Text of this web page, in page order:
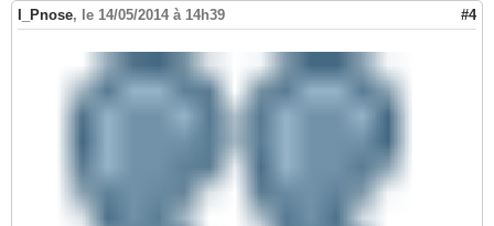
I_Pnose, le 14/05/2014 à 14h39 #4